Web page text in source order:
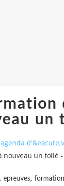
un
un tollé -
, epreuves, formation